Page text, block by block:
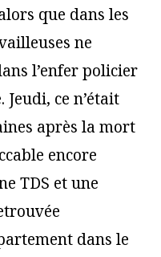
que dans les
ne
l’enfer policier
Jeudi, ce n’était
après la mort
encore
TDS et une
dans le